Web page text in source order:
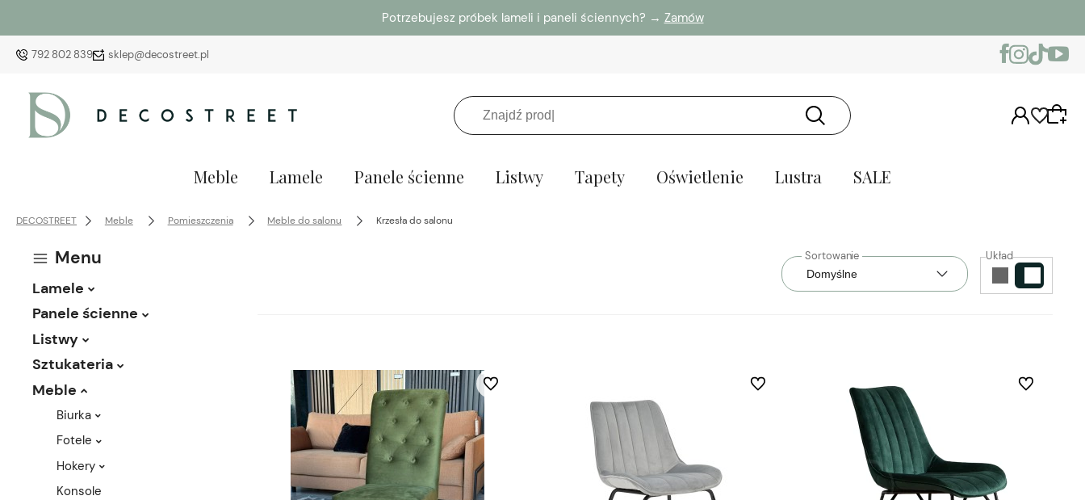
Potrzebujesz próbek lameli i paneli ściennych? → Zamów
792 802 839 sklep@decostreet.pl
Meble Lamele Panele ścienne Listwy Tapety Oświetlenie Lustra SALE
DECOSTREET Meble Pomieszczenia Meble do salonu Krzesła do salonu
Menu
Lamele
Panele ścienne
Listwy
Sztukateria
Meble
Biurka
Fotele
Hokery
Konsole
Układ
Do ulubionych Do ulubionych Do ulubionych